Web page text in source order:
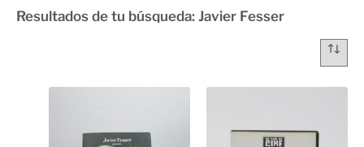
Resultados de tu búsqueda: Javier Fesser